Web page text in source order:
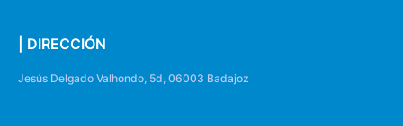
| DIRECCIÓN
Jesús Delgado Valhondo, 5d, 06003 Badajoz